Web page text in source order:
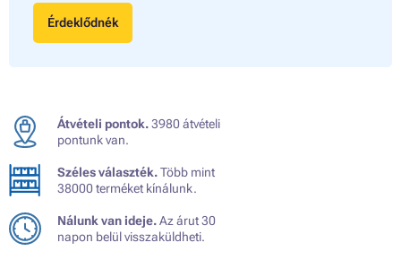
Érdeklődnék
Átvételi pontok.3980 átvételi
pontunk van.
Széles választék.Több mint
38000 terméket kínálunk.
Nálunk van ideje.Az árut 30
napon belül visszaküldheti.